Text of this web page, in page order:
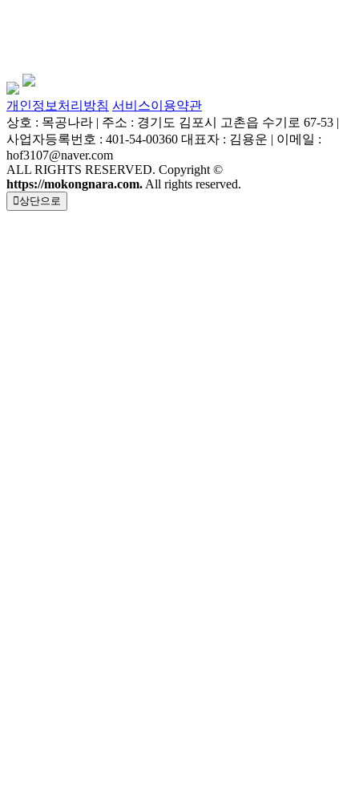
개인정보처리방침 서비스이용약관
상호 : 목공나라 | 주소 : 경기도 김포시 고촌읍 수기로 67-53 |
사업자등록번호 : 401-54-00360 대표자 : 김용운 | 이메일 :
hof3107@naver.com
ALL RIGHTS RESERVED. Copyright ©
https://mokongnara.com. All rights reserved.
상단으로